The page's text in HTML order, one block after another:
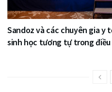
Sandoz và các chuyên gia
sinh học tương tự trong